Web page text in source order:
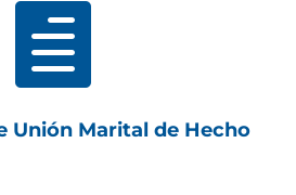

Unión Marital de Hecho